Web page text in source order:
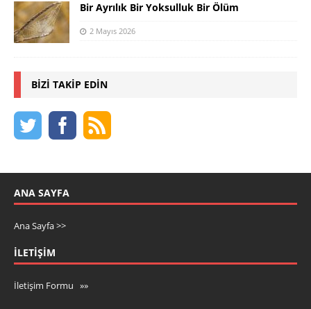
Bir Ayrılık Bir Yoksulluk Bir Ölüm
2 Mayıs 2026
BIZI TAKIP EDIN
ANA SAYFA
Ana Sayfa >>
İLETIŞIM
İletişim Formu »»